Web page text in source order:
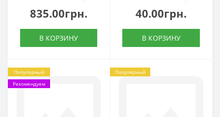
835.00грн.
В КОРЗИНУ
40.00грн.
В КОРЗИНУ
Популярный
Рекомендуем
Популярный